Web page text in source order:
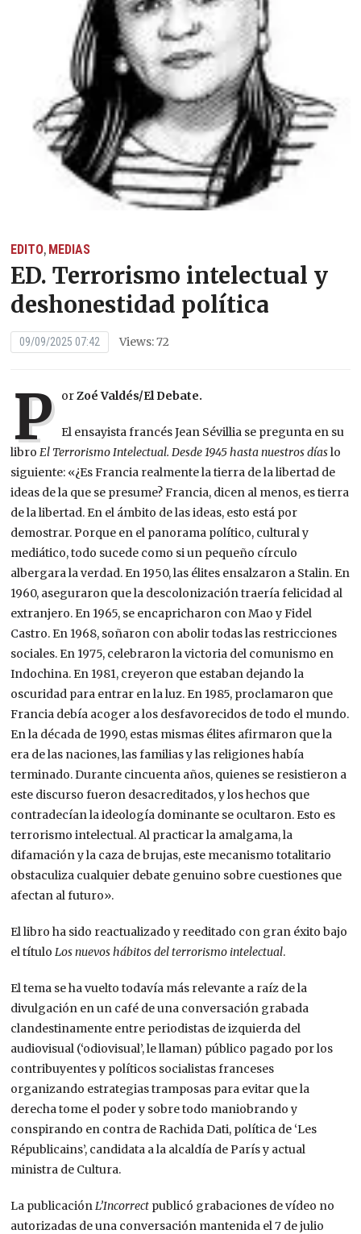
EDITO, MEDIAS
ED. Terrorismo intelectual y
deshonestidad política
09/09/2025 07:42 Views: 72
P orZoé Valdés/El Debate.
El ensayista francés Jean Sévillia se pregunta en su
libroEl Terrorismo Intelectual. Desde 1945 hasta nuestros díaslo
siguiente: «¿Es Francia realmente la tierra de la libertad de
ideas de la que se presume? Francia, dicen al menos, es tierra
de la libertad. En el ámbito de las ideas, esto está por
demostrar. Porque en el panorama político, cultural y
mediático, todo sucede como si un pequeño círculo
albergara la verdad. En 1950, las élites ensalzaron a Stalin. En
1960, aseguraron que la descolonización traería felicidad al
extranjero. En 1965, se encapricharon con Mao y Fidel
Castro. En 1968, soñaron con abolir todas las restricciones
sociales. En 1975, celebraron la victoria del comunismo en
Indochina. En 1981, creyeron que estaban dejando la
oscuridad para entrar en la luz. En 1985, proclamaron que
Francia debía acoger a los desfavorecidos de todo el mundo.
En la década de 1990, estas mismas élites afirmaron que la
era de las naciones, las familias y las religiones había
terminado. Durante cincuenta años, quienes se resistieron a
este discurso fueron desacreditados, y los hechos que
contradecían la ideología dominante se ocultaron. Esto es
terrorismo intelectual. Al practicar la amalgama, la
difamación y la caza de brujas, este mecanismo totalitario
obstaculiza cualquier debate genuino sobre cuestiones que
afectan al futuro».
El libro ha sido reactualizado y reeditado con gran éxito bajo
el títuloLos nuevos hábitos del terrorismo intelectual.
El tema se ha vuelto todavía más relevante a raíz de la
divulgación en un café de una conversación grabada
clandestinamente entre periodistas de izquierda del
audiovisual (‘odiovisual’, le llaman) público pagado por los
contribuyentes y políticos socialistas franceses
organizando estrategias tramposas para evitar que la
derecha tome el poder y sobre todo maniobrando y
conspirando en contra de Rachida Dati, política de ‘Les
Républicains’, candidata a la alcaldía de París y actual
ministra de Cultura.
La publicaciónL’Incorrect publicó grabaciones de vídeo no
autorizadas de una conversación mantenida el 7 de julio